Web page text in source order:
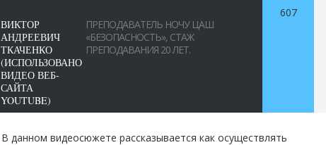
ВИКТОР
АНДРЕЕВИЧ
ТКАЧЕНКО
(ИСПОЛЬЗОВАНО
ВИДЕО ВЕБ-
САЙТА
YOUTUBE)
ПРЕПОДАВАТЕЛЬ НОЧУ ЦАШ
«БЕЗОПАСНОСТЬ», СТАЖ
ПРЕПОДАВАНИЯ 20 ЛЕТ.
607
В данном видеосюжете рассказывается как осуществлять